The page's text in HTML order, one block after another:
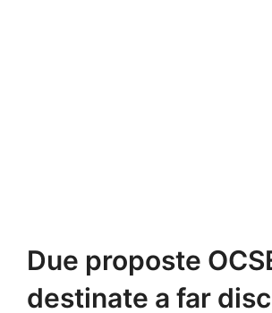
Due proposte
destinate a far